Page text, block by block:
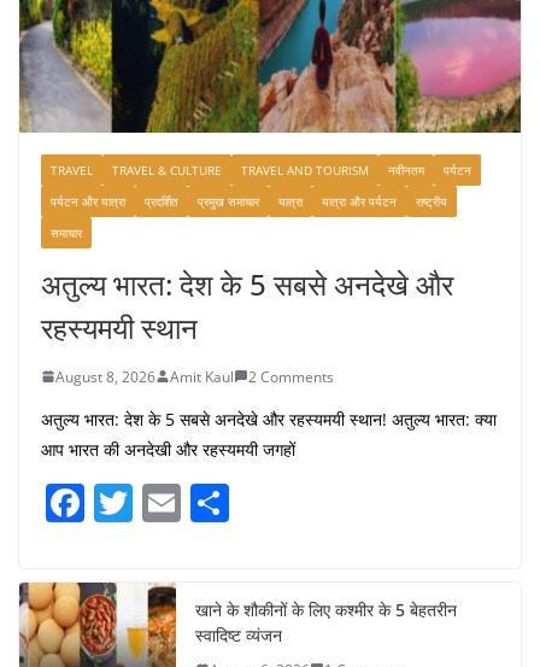
TRAVEL TRAVEL & CULTURE TRAVEL AND TOURISM नवीनतम
पर्यटन
पर्यटन और यात्रा
प्रदर्शित प्रमुख समाचार यात्रा यात्रा और पर्यटन
राष्ट्रीय
समाचार
अतुल्य भारत: देश के 5 सबसे अनदेखे और
रहस्यमयी स्थान
August 8, 2026 Amit Kaul 2 Comments
अतुल्य भारत: देश के 5 सबसे अनदेखे और रहस्यमयी स्थान! अतुल्य भारत: क्या
आप भारत की अनदेखी और रहस्यमयी जगहों
F
c
e
T
itt
er
E
e
खाने के शौकीनों के लिए कश्मीर के 5 बेहतरीन
स्वादिष्ट व्यंजन